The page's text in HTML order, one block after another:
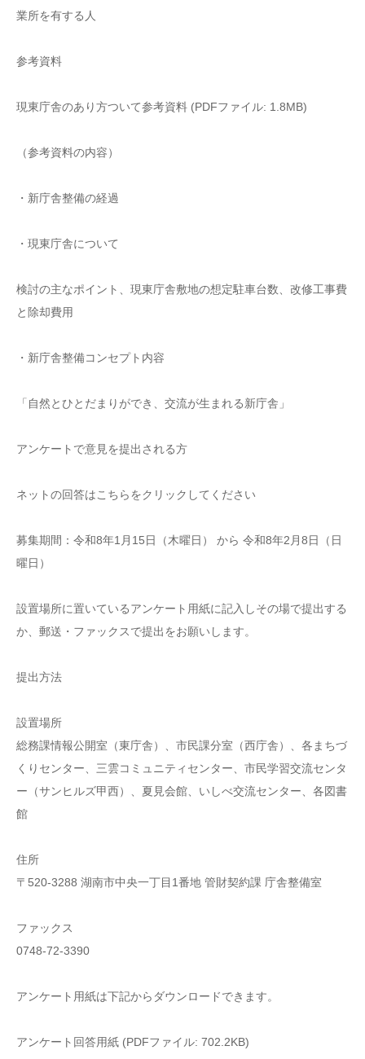
業所を有する人
参考資料
現東庁舎のあり方ついて参考資料 (PDFファイル: 1.8MB)
（参考資料の内容）
・新庁舎整備の経過
・現東庁舎について
検討の主なポイント、現東庁舎敷地の想定駐車台数、改修工事費
と除却費用
・新庁舎整備コンセプト内容
「自然とひとだまりができ、交流が生まれる新庁舎」
アンケートで意見を提出される方
ネットの回答はこちらをクリックしてください
募集期間：令和8年1月15日（木曜日） から 令和8年2月8日（日
曜日）
設置場所に置いているアンケート用紙に記入しその場で提出する
か、郵送・ファックスで提出をお願いします。
提出方法
設置場所
総務課情報公開室（東庁舎）、市民課分室（西庁舎）、各まちづ
くりセンター、三雲コミュニティセンター、市民学習交流センタ
ー（サンヒルズ甲西）、夏見会館、いしべ交流センター、各図書
館
住所
〒520-3288 湖南市中央一丁目1番地 管財契約課 庁舎整備室
ファックス
0748-72-3390
アンケート用紙は下記からダウンロードできます。
アンケート回答用紙 (PDFファイル: 702.2KB)